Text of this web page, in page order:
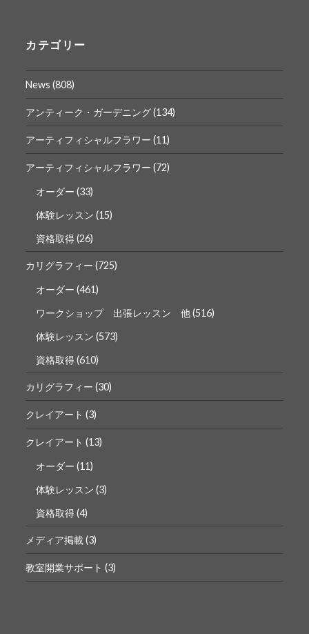
ロ
フ
ー
ル
を
Facebook
で
表
示
ロ
フ
ー
ル
を
Instagram
で
表
示
カテゴリー
News (808)
アンティーク・ガーデニング(134)
アーティフィシャルフラワー (11)
アーティフィシャルフラワー (72)
オーダー (33)
体験レッスン (15)
資格取得(26)
カリグラフィー (725)
オーダー (461)
ワークショップ 出張レッスン 他(516)
体験レッスン (573)
資格取得(610)
カリグラフィー (30)
クレイアート (3)
クレイアート (13)
オーダー (11)
体験レッスン (3)
資格取得(4)
メディア掲載 (3)
教室開業サポート (3)